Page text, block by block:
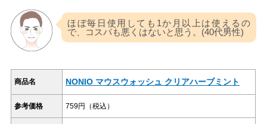
ほぼ毎日使用しても1か月以上は使えるの
で、コスパも悪くはないと思う。(40代男性)
商品名 NONIO マウスウォッシュ クリアハーブミント
参考価格 759円（税込）